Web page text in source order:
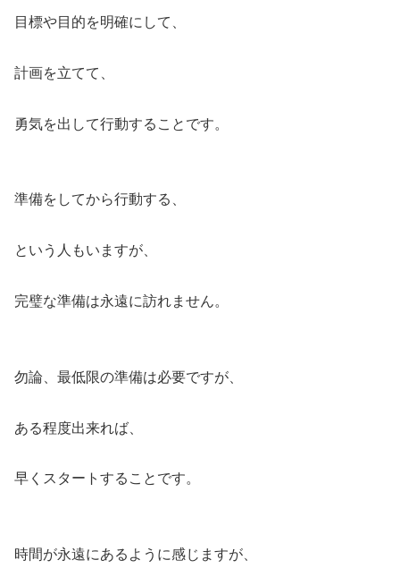
目標や目的を明確にして、
計画を立てて、
勇気を出して行動することです。
準備をしてから行動する、
という人もいますが、
完璧な準備は永遠に訪れません。
勿論、最低限の準備は必要ですが、
ある程度出来れば、
早くスタートすることです。
時間が永遠にあるように感じますが、